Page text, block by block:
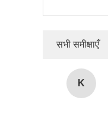
सभी समीक्षाएँ
K